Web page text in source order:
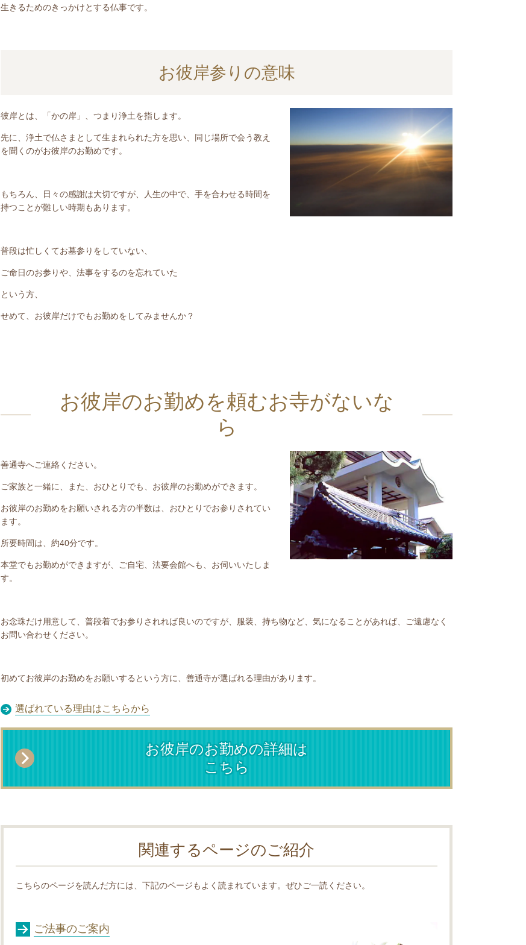
生きるためのきっかけとする仏事です。
お彼岸参りの意味
彼岸とは、「かの岸」、つまり浄土を指します。
先に、浄土で仏さまとして生まれられた方を思い、同じ場所で会う教え
を聞くのがお彼岸のお勤めです。
もちろん、日々の感謝は大切ですが、人生の中で、手を合わせる時間を
持つことが難しい時期もあります。
普段は忙しくてお墓参りをしていない、
ご命日のお参りや、法事をするのを忘れていた
という方、
せめて、お彼岸だけでもお勤めをしてみませんか？
お彼岸のお勤めを頼むお寺がないな
ら
善通寺へご連絡ください。
ご家族と一緒に、また、おひとりでも、お彼岸のお勤めができます。
お彼岸のお勤めをお願いされる方の半数は、おひとりでお参りされてい
ます。
所要時間は、約40分です。
本堂でもお勤めができますが、ご自宅、法要会館へも、お伺いいたしま
す。
お念珠だけ用意して、普段着でお参りされれば良いのですが、服装、持ち物など、気になることがあれば、ご遠慮なく
お問い合わせください。
初めてお彼岸のお勤めをお願いするという方に、善通寺が選ばれる理由があります。
選ばれている理由はこちらから
お彼岸のお勤めの詳細は
こちら
関連するページのご紹介
こちらのページを読んだ方には、下記のページもよく読まれています。ぜひご一読ください。
ご法事のご案内